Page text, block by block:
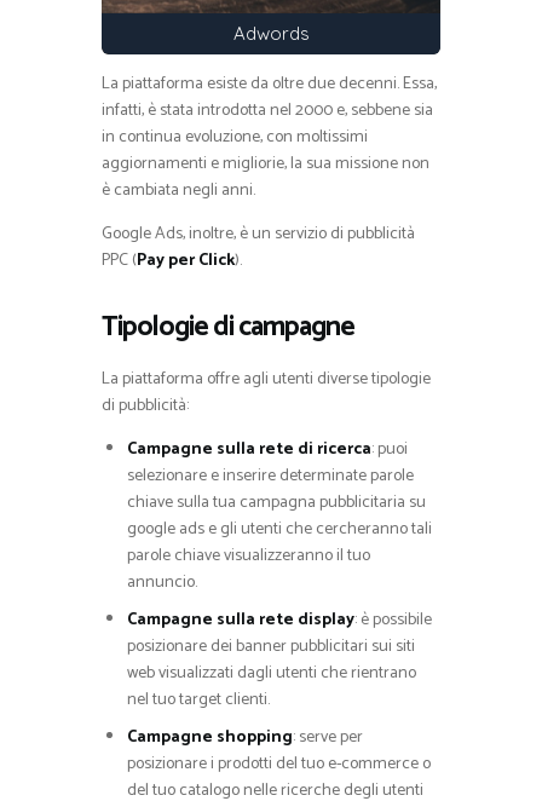
Adwords
La piattaforma esiste da oltre due decenni. Essa,
infatti, è stata introdotta nel 2000 e, sebbene sia
in continua evoluzione, con moltissimi
aggiornamenti e migliorie, la sua missione non
è cambiata negli anni.
Google Ads, inoltre, è un servizio di pubblicità
PPC (Pay per Click).
Tipologie di campagne
La piattaforma offre agli utenti diverse tipologie
di pubblicità:
Campagne sulla rete di ricerca: puoi
selezionare e inserire determinate parole
chiave sulla tua campagna pubblicitaria su
google ads e gli utenti che cercheranno tali
parole chiave visualizzeranno il tuo
annuncio.
Campagne sulla rete display: è possibile
posizionare dei banner pubblicitari sui siti
web visualizzati dagli utenti che rientrano
nel tuo target clienti.
Campagne shopping: serve per
posizionare i prodotti del tuo e-commerce o
del tuo catalogo nelle ricerche degli utenti